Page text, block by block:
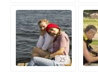
25